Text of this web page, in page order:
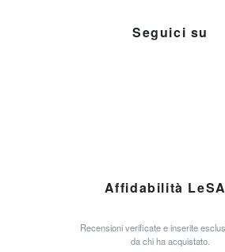
Seguici su
Affidabilità
Recensioni verificate e inserite
da chi ha acquistato.